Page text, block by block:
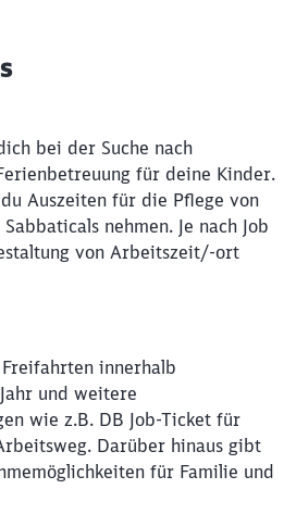
bei der Suche nach
für deine Kinder.
Auszeiten für die Pflege von
nehmen. Je nach Job
von Arbeitszeit/-ort
innerhalb
und weitere
wie z.B. DB Job-Ticket für
Darüber hinaus gibt
für Familie und
zuweitergeleitet
Weiter